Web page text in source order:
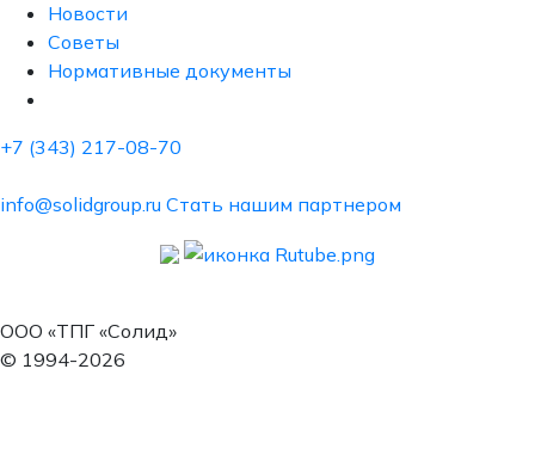
Новости
Советы
Нормативные документы
+7 (343) 217-08-70
info@solidgroup.ru Стать нашим партнером
ООО «ТПГ «Солид»
© 1994-2026